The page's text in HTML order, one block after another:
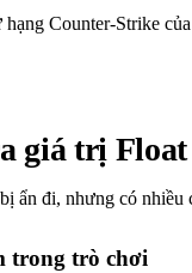
Counter-Strike của
giá trị Float
ẩn đi, nhưng có
trong trò chơi